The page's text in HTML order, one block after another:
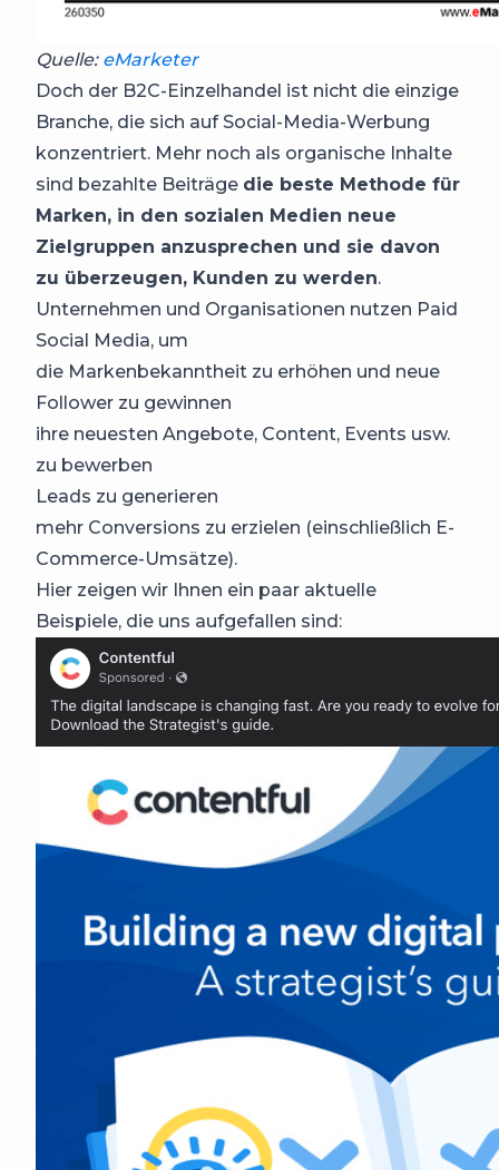
Quelle: eMarketer
Doch der B2C-Einzelhandel ist nicht die einzige
Branche, die sich auf Social-Media-Werbung
konzentriert. Mehr noch als organische Inhalte
sind bezahlte Beiträge die beste Methode für
Marken, in den sozialen Medien neue
Zielgruppen anzusprechen und sie davon
zu überzeugen, Kunden zu werden.
Unternehmen und Organisationen nutzen Paid
Social Media, um
die Markenbekanntheit zu erhöhen und neue
Follower zu gewinnen
ihre neuesten Angebote, Content, Events usw.
zu bewerben
Leads zu generieren
mehr Conversions zu erzielen (einschließlich E-
Commerce-Umsätze).
Hier zeigen wir Ihnen ein paar aktuelle
Beispiele, die uns aufgefallen sind: